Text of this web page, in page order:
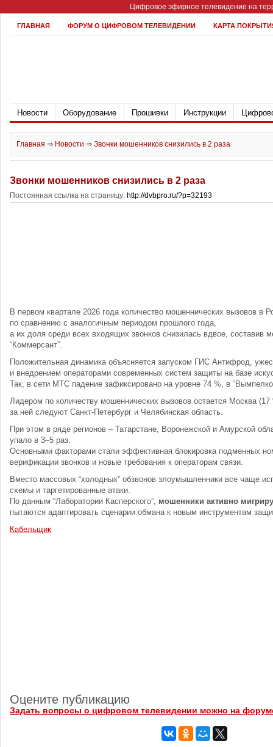
Цифровое эфирное телевидение на
ГЛАВНАЯ ФОРУМ О ЦИФРОВОМ ТЕЛЕВИДЕНИИ КАРТА
Новости Оборудование Прошивки Инструкции
Главная ⇒ Новости ⇒ Звонки мошенников снизились в 2 раза
Звонки мошенников снизились в 2 раза
Постоянная ссылка на страницу: http://dvbpro.ru/?p=32193
В первом квартале 2026 года количество мошеннических вызовов в
по сравнению с аналогичным периодом прошлого года,
а их доля среди всех входящих звонков снизилась вдвое, составив
“Коммерсант”.
Положительная динамика объясняется запуском ГИС Антифрод,
и внедрением операторами современных систем защиты на базе
Так, в сети МТС падение зафиксировано на уровне 74 %, в
Лидером по количеству мошеннических вызовов остается Москва
за ней следуют Санкт-Петербург и Челябинская область.
При этом в ряде регионов – Татарстане, Воронежской и Амурской
упало в 3–5 раз.
Основными факторами стали эффективная блокировка подменных
верификации звонков и новые требования к операторам связи.
Вместо массовых “холодных” обзвонов злоумышленники все чаще
схемы и таргетированные атаки.
По данным “Лаборатории Касперского”, мошенники активно
пытаются адаптировать сценарии обмана к новым инструментам
Кабельщик
Оцените публикацию
Задать вопросы о цифровом телевидении можно на